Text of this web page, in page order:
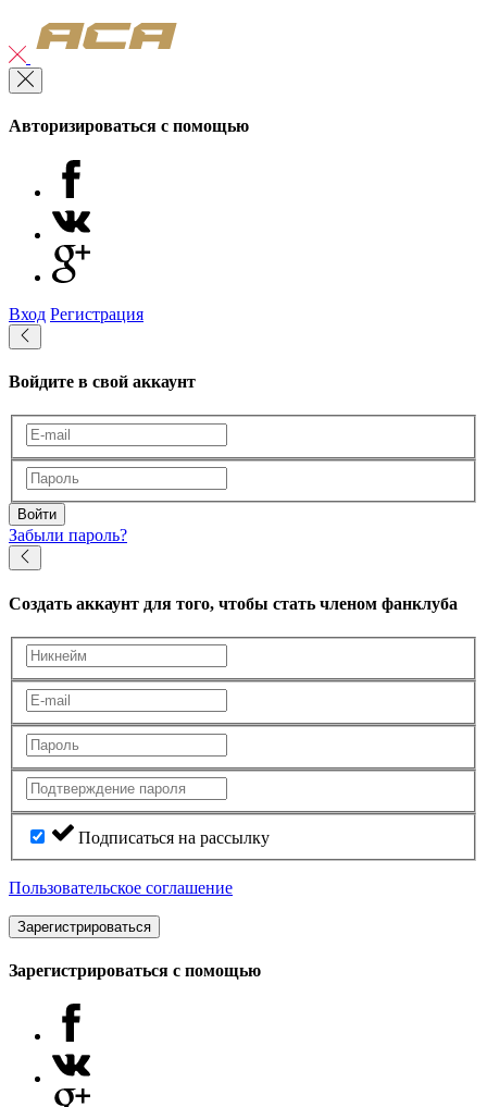
Авторизироваться с помощью
Вход Регистрация
Войдите в свой аккаунт
Войти
Забыли пароль?
Создать аккаунт для того, чтобы стать членом фанклуба
Подписаться на рассылку
Пользовательское соглашение
Зарегистрироваться
Зарегистрироваться с помощью